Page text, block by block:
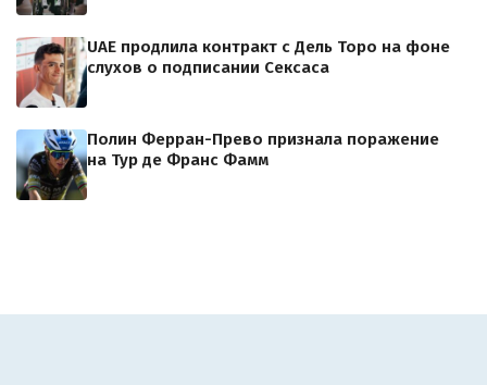
UAE продлила контракт с Дель Торо на фоне
слухов о подписании Сексаса
Полин Ферран-Прево признала поражение
на Тур де Франс Фамм